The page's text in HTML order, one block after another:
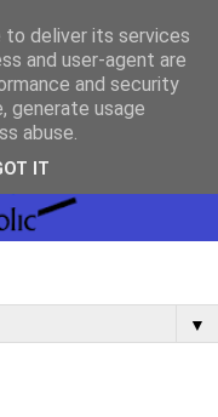
▼
to deliver its services
and user-agent are
and security
generate usage
abuse.
IT